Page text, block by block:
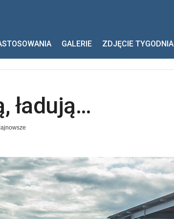
GALERIE ZDJĘCIE TYGODNIA
ładują…